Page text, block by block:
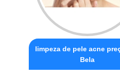
limpeza de pele acne
Bela